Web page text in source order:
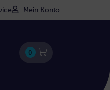
Mein Konto
0